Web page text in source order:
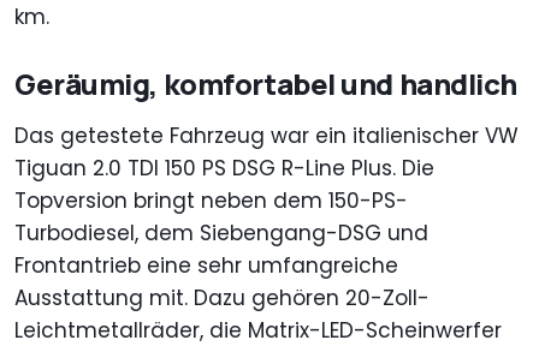
km.
Geräumig, komfortabel und handlich
Das getestete Fahrzeug war ein italienischer VW
Tiguan 2.0 TDI 150 PS DSG R-Line Plus. Die
Topversion bringt neben dem 150-PS-
Turbodiesel, dem Siebengang-DSG und
Frontantrieb eine sehr umfangreiche
Ausstattung mit. Dazu gehören 20-Zoll-
Leichtmetallräder, die Matrix-LED-Scheinwerfer